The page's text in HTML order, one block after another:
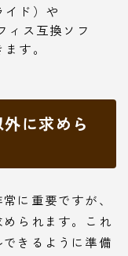
イド）や
ィス互換ソフ
す。
に求めら
に重要ですが、
られます。これ
きるように準備